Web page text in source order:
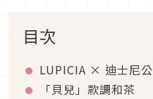
目次
LUPICIA × 迪士尼
「貝兒」款調和茶